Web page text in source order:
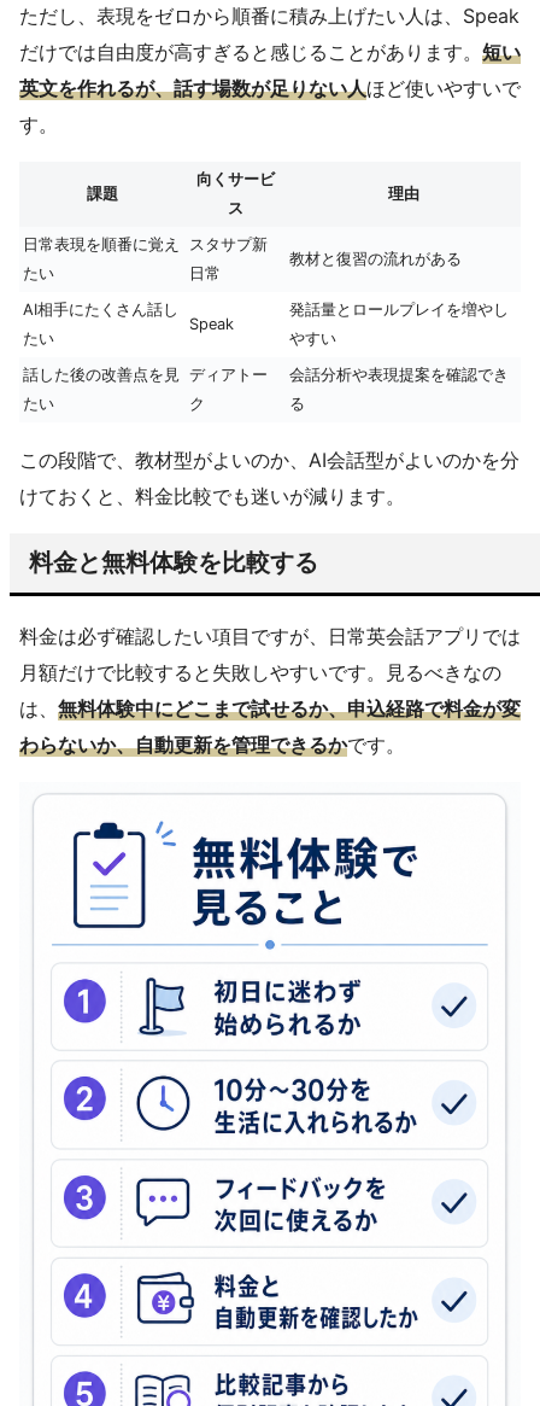
ただし、表現をゼロから順番に積み上げたい人は、Speak
だけでは自由度が高すぎると感じることがあります。 短い
英文を作れるが、話す場数が足りない人ほど使いやすいで
す。
課題
向くサービ
ス
理由
日常表現を順番に覚え
たい
スタサプ新
日常
教材と復習の流れがある
AI相手にたくさん話し
たい
Speak
発話量とロールプレイを増やし
やすい
話した後の改善点を見
たい
ディアトー
ク
会話分析や表現提案を確認でき
る
この段階で、教材型がよいのか、AI会話型がよいのかを分
けておくと、料金比較でも迷いが減ります。
料金と無料体験を比較する
料金は必ず確認したい項目ですが、日常英会話アプリでは
月額だけで比較すると失敗しやすいです。見るべきなの
は、 無料体験中にどこまで試せるか、申込経路で料金が変
わらないか、自動更新を管理できるかです。